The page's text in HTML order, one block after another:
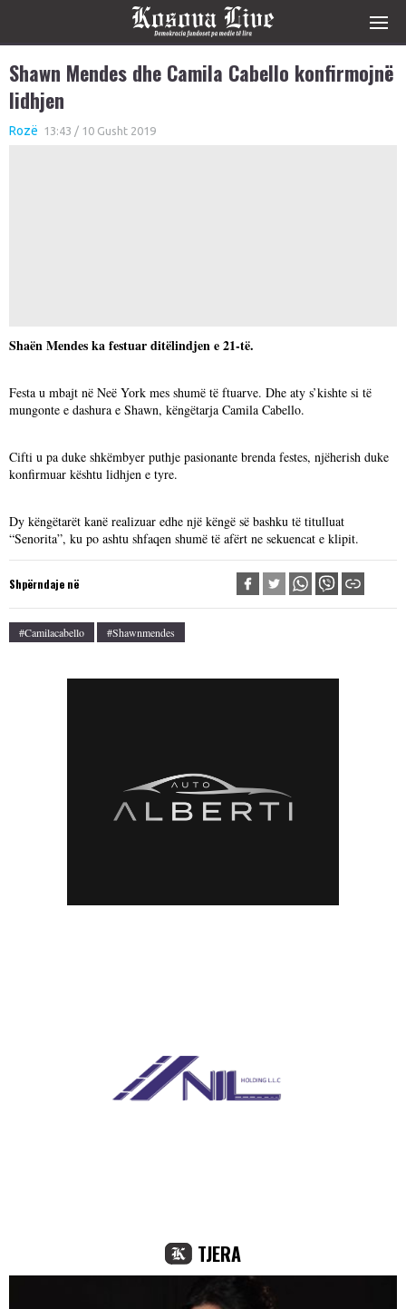
Shawn Mendes dhe Camila Cabello konfirmojnë
lidhjen
Rozë 13:43 / 10 Gusht 2019
Shaën Mendes ka festuar ditëlindjen e 21-të.
Festa u mbajt në Neë York mes shumë të ftuarve. Dhe aty s’kishte si të
mungonte e dashura e Shawn, këngëtarja Camila Cabello.
Cifti u pa duke shkëmbyer puthje pasionante brenda festes, njëherish duke
konfirmuar kështu lidhjen e tyre.
Dy këngëtarët kanë realizuar edhe një këngë së bashku të titulluat
“Senorita”, ku po ashtu shfaqen shumë të afërt ne sekuencat e klipit.
Shpërndaje në
#camilacabello #shawnmendes
TJERA